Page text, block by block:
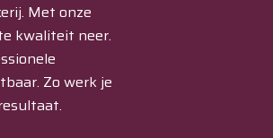
Met onze
kwaliteit neer.
Zo werk je